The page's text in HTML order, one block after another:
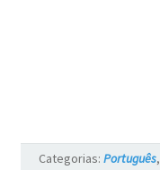
Categorias: Português,